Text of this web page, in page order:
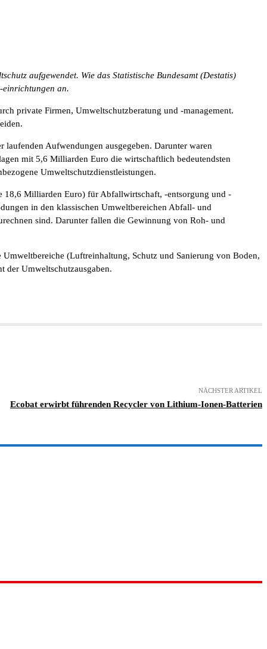
aufgewendet. Wie das Statistische Bundesamt (Destatis)
einrichtungen an.
private Firmen, Umweltschutzberatung und -management.
Aufwendungen ausgegeben. Darunter waren
mit 5,6 Milliarden Euro die wirtschaftlich bedeutendsten
Umweltschutzdienstleistungen.
18,6 Milliarden Euro) für Abfallwirtschaft, -entsorgung und -
in den klassischen Umweltbereichen Abfall- und
sind. Darunter fallen die Gewinnung von Roh- und
(Luftreinhaltung, Schutz und Sanierung von Boden,
der Umweltschutzausgaben.
NÄCHSTER ARTIKEL
Ecobat erwirbt führenden Recycler von Lithium-Ionen-Batterien